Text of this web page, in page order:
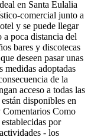
en Santa Eulalia
comercial junto a
y se puede llegar
poca distancia del
bares y discotecas
deseen pasar unas
medidas adoptadas
de la
acceso a todas las
disponibles en
Comentarios Como
por
- los